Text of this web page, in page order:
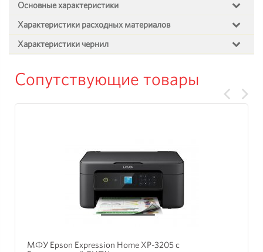
Основные характеристики
Характеристики расходных материалов
Характеристики чернил
Сопутствующие товары
МФУ Epson Expression Home XP-3205 с